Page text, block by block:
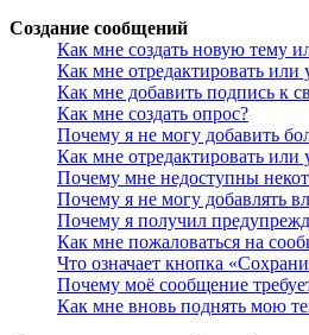
Создание сообщений
Как мне создать новую тему
Как мне отредактировать или
Как мне добавить подпись к
Как мне создать опрос?
Почему я не могу добавить
Как мне отредактировать или
Почему мне недоступны
Почему я не могу добавлять
Почему я получил
Как мне пожаловаться на
Что означает кнопка
Почему моё сообщение
Как мне вновь поднять мою